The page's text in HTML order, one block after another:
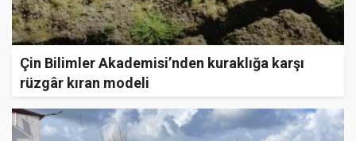
Çin Bilimler Akademisi’nden kuraklığa karşı
rüzgâr kıran modeli